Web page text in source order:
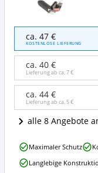
ALPINA
Mädchen
Carat
Angebote:
ist
dieser
Kinder
Skihelm
erhältlich?
ca. 47 €
KOSTENLOSE LIEFERUNG
ca. 40 €
Lieferung ab ca.7 €
ca. 44 €
Lieferung ab ca.5 €
alle 8 Angebote
ALPINA
Mädchen
Carat
Maximaler Schutz
Langlebige